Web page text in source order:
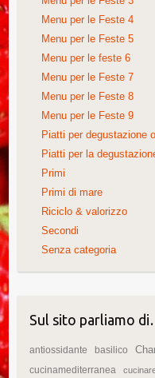
Menu per le Feste 4
Menu per le Feste 5
Menu per le feste 6
Menu per le Feste 7
Menu per le Feste 8
Menu per le Feste 9
Piatti per degustazione
Piatti per la
Primi
Primi di mare
Riciclo & valorizzo
Secondi
Senza categoria
Sul sito parliamo
antiossidante basilico
cucinamediterranea